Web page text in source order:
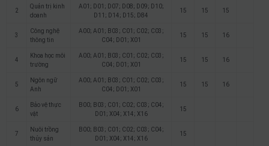
2
Quản trị kinh
doanh
A01; D01; D07; D08; D09; D10;
D11; D14; D15; D84
15 15 15
3
Công nghệ
thông tin
A00; A01; B03; C01; C02; C03;
C04; D01; X01
15 15 16
4
Khoa học môi
trường
A00; A01; B03; C01; C02; C03;
C04; D01; X01
15 15 16
5
Ngôn ngữ
Anh
A00; A01; B03; C01; C02; C03;
C04; D01; X01
15 15 16
6
Bảo vệ thực
vật
B00; B03; C01; C02; C03; C04;
D01; X04; X14; X16
15
7
Nuôi trồng
thủy sản
B00; B03; C01; C02; C03; C04;
D01; X04; X14; X16
15